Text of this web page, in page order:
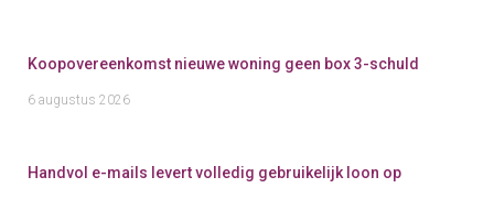
Koopovereenkomst nieuwe woning geen box 3-schuld
6 augustus 2026
Handvol e-mails levert volledig gebruikelijk loon op